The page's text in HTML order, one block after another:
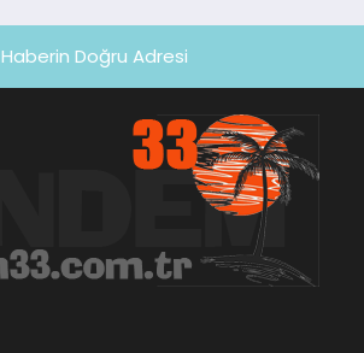
Haberin Doğru Adresi